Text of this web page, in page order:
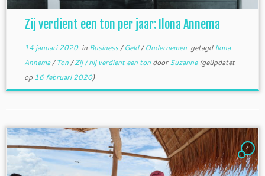
Zij verdient een ton per jaar: Ilona Annema
14 januari 2020in Business/Geld/Ondernemen getagd Ilona
Annema/Ton/Zij / hij verdient een ton doorSuzanne(geüpdatet
op 16 februari 2020)
4